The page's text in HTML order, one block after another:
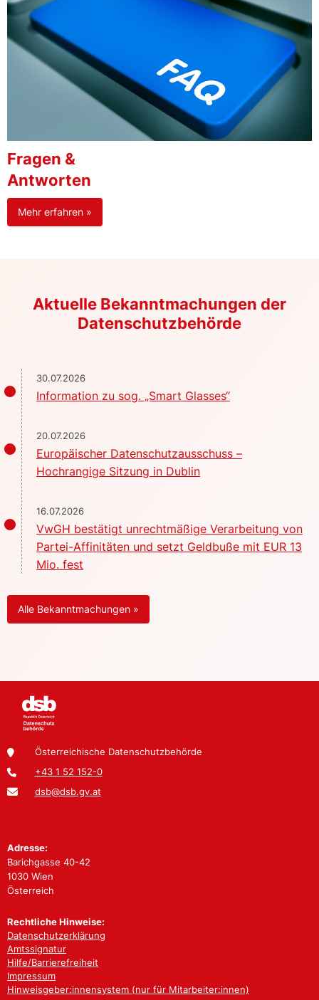
Fragen &
Antworten
Mehr erfahren »
Aktuelle Bekanntmachungen der
Datenschutzbehörde
30.07.2026
Information zu sog. „Smart Glasses“
20.07.2026
Europäischer Datenschutzausschuss –
Hochrangige Sitzung in Dublin
16.07.2026
VwGH bestätigt unrechtmäßige Verarbeitung von
Partei-Affinitäten und setzt Geldbuße mit EUR 13
Mio. fest
Alle Bekanntmachungen »
Österreichische Datenschutzbehörde
+43 1 52 152-0
dsb@dsb.gv.at
Adresse:
Barichgasse 40-42
1030 Wien
Österreich
Rechtliche Hinweise:
Datenschutzerklärung
Amtssignatur
Hilfe/Barrierefreiheit
Impressum
Hinweisgeber:innensystem (nur für Mitarbeiter:innen)